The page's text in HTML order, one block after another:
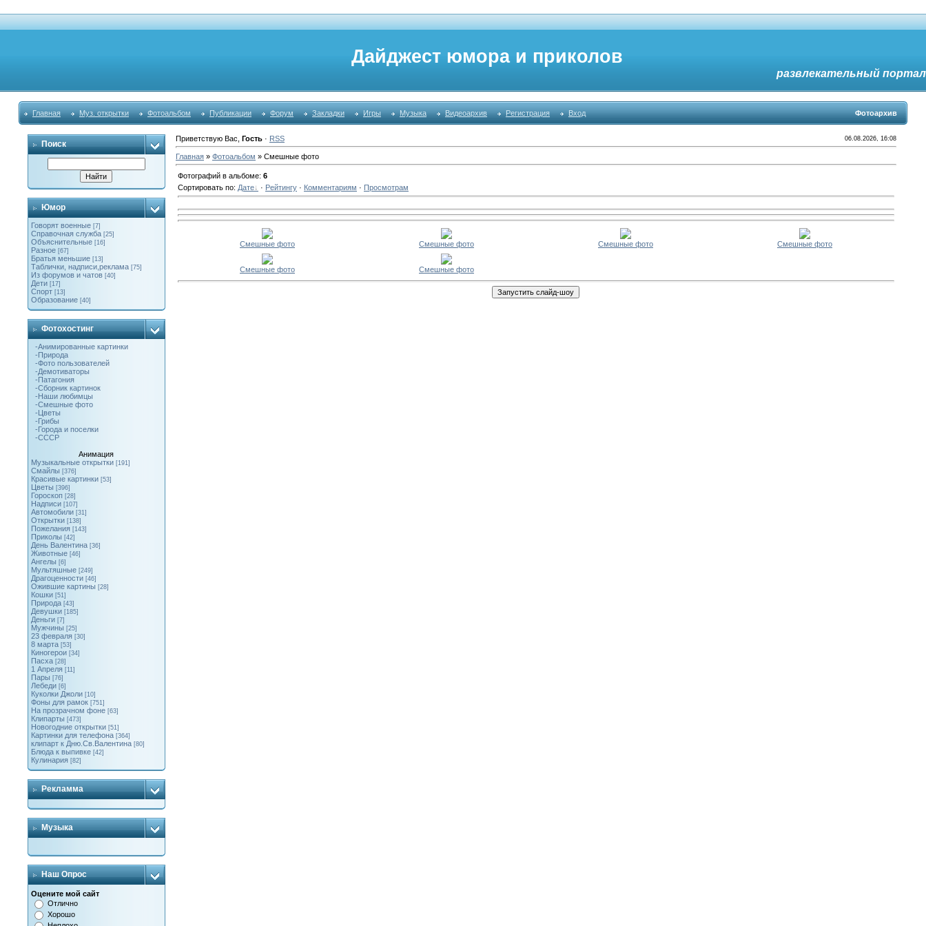
Дайджест юмора и приколов
развлекательный портал
Главная Муз. открытки Фотоальбом Публикации Форум Закладки Игры Музыка Видеоархив Регистрация Вход Фотоархив
Поиск
Юмор
Говорят военные [7]
Справочная служба [25]
Объяснительные [16]
Разное [67]
Братья меньшие [13]
Таблички, надписи,реклама [75]
Из форумов и чатов [40]
Дети [17]
Спорт [13]
Образование [40]
Фотохостинг
-Анимированные картинки
-Природа
-Фото пользователей
-Демотиваторы
-Патагония
-Cборник картинок
-Наши любимцы
-Смешные фото
-Цветы
-Грибы
-Города и поселки
-СССР
Анимация
Музыкальные открытки [191]
Смайлы [376]
Красивые картинки [53]
Цветы [396]
Гороскоп [28]
Надписи [107]
Автомобили [31]
Открытки [138]
Пожелания [143]
Приколы [42]
День Валентина [36]
Животные [46]
Ангелы [6]
Мультяшные [249]
Драгоценности [46]
Ожившие картины [28]
Кошки [51]
Природа [43]
Девушки [185]
Деньги [7]
Мужчины [25]
23 февраля [30]
8 марта [53]
Киногерои [34]
Пасха [28]
1 Апреля [11]
Пары [76]
Лебеди [6]
Куколки Джоли [10]
Фоны для рамок [751]
На прозрачном фоне [63]
Клипарты [473]
Новогодние открытки [51]
Картинки для телефона [364]
клипарт к Дню.Св.Валентина [80]
Блюда к выпивке [42]
Кулинария [82]
Рекламма
Музыка
Наш Опрос
Оцените мой сайт
Отлично
Хорошо
Приветствую Вас Гость· RSS 06.08.2026, 16:08
Главная» Фотоальбом » Смешные фото
Фотографий в альбоме: 6
Сортировать по: Дате · Рейтингу· Комментариям · Просмотрам
Смешные фото Смешные фото Смешные фото Смешные фото
Смешные фото Смешные фото